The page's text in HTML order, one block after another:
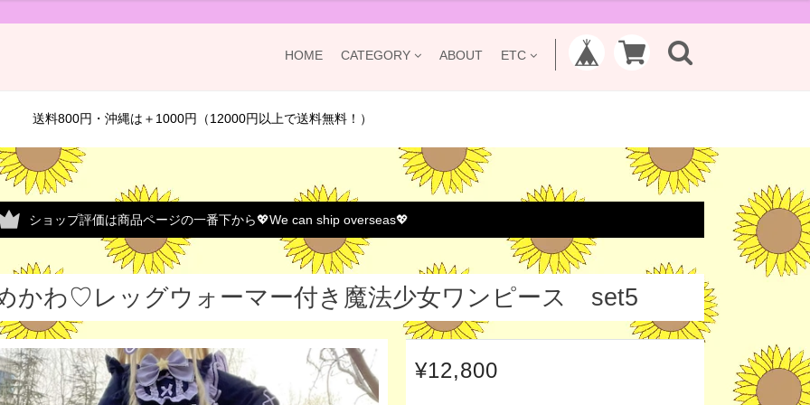
HOME CATEGORY ABOUT ETC
送料800円・沖縄は＋1000円（12000円以上で送料無料！）
ショップ評価は商品ページの一番下から💖We can ship overseas💖
かわ♡レッグウォーマー付き魔法少女ワンピース set5
¥12,800